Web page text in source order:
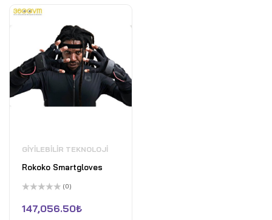
GIYILEBILIR TEKNOLOJI
Rokoko Smartgloves
üzerinden
0
(0)
147,056.50₺